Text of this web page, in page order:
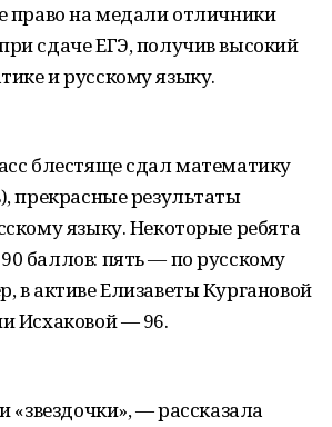
право на медали отличники
сдаче ЕГЭ, получив высокий
и русскому языку.
блестяще сдал математику
прекрасные результаты
языку. Некоторые ребята
баллов: пять — по русскому
в активе Елизаветы Кургановой
Исхаковой — 96.
«звездочки», — рассказала